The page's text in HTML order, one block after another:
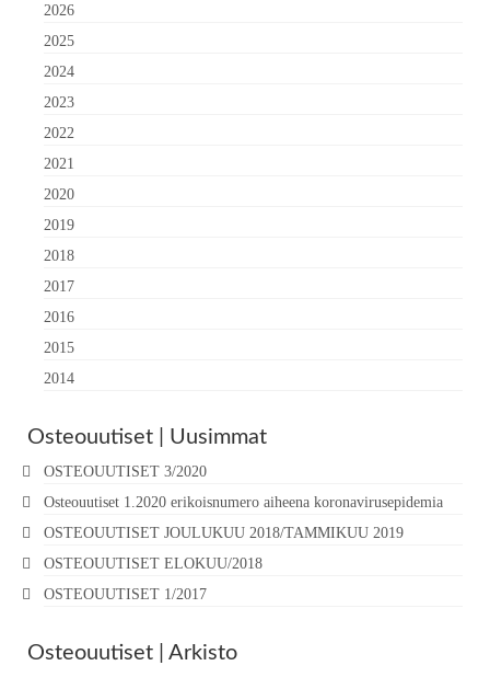
2026
2025
2024
2023
2022
2021
2020
2019
2018
2017
2016
2015
2014
Osteouutiset | Uusimmat
OSTEOUUTISET 3/2020
Osteouutiset 1.2020 erikoisnumero aiheena koronavirusepidemia
OSTEOUUTISET JOULUKUU 2018/TAMMIKUU 2019
OSTEOUUTISET ELOKUU/2018
OSTEOUUTISET 1/2017
Osteouutiset | Arkisto